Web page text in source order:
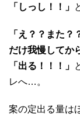
「しっし！！」
「え？？また
だけ我慢してか
「出る！！！」
レへ…。
案の定出る量は